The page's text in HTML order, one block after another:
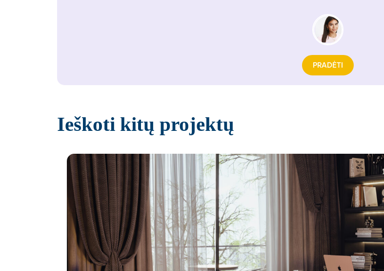
PRADĖTI
Ieškoti kitų projektų